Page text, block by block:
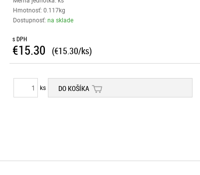
Hmotnosť: 0.117kg
Dostupnosť: na sklade
s DPH
€15.30 (€15.30/ks)
ks DO KOŠÍKA